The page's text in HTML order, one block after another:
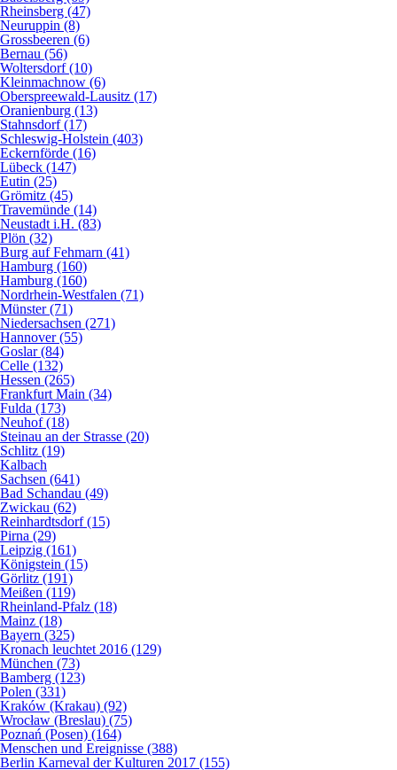
Rheinsberg (47)
Neuruppin (8)
Grossbeeren (6)
Bernau (56)
Woltersdorf (10)
Kleinmachnow (6)
Oberspreewald-Lausitz (17)
Oranienburg (13)
Stahnsdorf (17)
Schleswig-Holstein (403)
Eckernförde (16)
Lübeck (147)
Eutin (25)
Grömitz (45)
Travemünde (14)
Neustadt i.H. (83)
Plön (32)
Burg auf Fehmarn (41)
Hamburg (160)
Hamburg (160)
Nordrhein-Westfalen (71)
Münster (71)
Niedersachsen (271)
Hannover (55)
Goslar (84)
Celle (132)
Hessen (265)
Frankfurt Main (34)
Fulda (173)
Neuhof (18)
Steinau an der Strasse (20)
Schlitz (19)
Kalbach
Sachsen (641)
Bad Schandau (49)
Zwickau (62)
Reinhardtsdorf (15)
Pirna (29)
Leipzig (161)
Königstein (15)
Görlitz (191)
Meißen (119)
Rheinland-Pfalz (18)
Mainz (18)
Bayern (325)
Kronach leuchtet 2016 (129)
München (73)
Bamberg (123)
Polen (331)
Kraków (Krakau) (92)
Wrocław (Breslau) (75)
Poznań (Posen) (164)
Menschen und Ereignisse (388)
Berlin Karneval der Kulturen 2017 (155)